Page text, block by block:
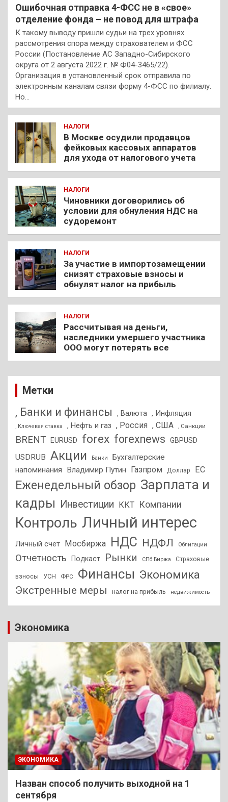
Ошибочная отправка 4-ФСС не в «свое»
отделение фонда – не повод для штрафа
К такому выводу пришли судьи на трех уровнях
рассмотрения спора между страхователем и ФСС
России (Постановление АС Западно-Сибирского
округа от 2 августа 2022 г. № Ф04-3465/22).
Организация в установленный срок отправила по
электронным каналам связи форму 4-ФСС по филиалу.
Но…
НАЛОГИ
В Москве осудили продавцов
фейковых кассовых аппаратов
для ухода от налогового учета
НАЛОГИ
Чиновники договорились об
условии для обнуления НДС на
судоремонт
НАЛОГИ
За участие в импортозамещении
снизят страховые взносы и
обнулят налог на прибыль
НАЛОГИ
Рассчитывая на деньги,
наследники умершего участника
ООО могут потерять все
Метки
, Банки и финансы , Валюта , Инфляция
, Ключевая ставка , Нефть и газ , Россия , США , Санкции
BRENT EURUSD forex forexnews GBPUSD
USDRUB Акции Банки
Бухгалтерские
напоминания
Владимир Путин Газпром Доллар ЕС
Еженедельный обзор Зарплата и
кадры
Инвестиции ККТ Компании
Контроль Личный интерес
Личный счет Мосбиржа НДС НДФЛ Облигации
Отчетность Подкаст Рынки СПб Биржа Страховые
взносы УСН ФРС Финансы Экономика
Экстренные меры налог на прибыль недвижимость
Экономика
ЭКОНОМИКА
Назван способ получить выходной на 1
сентября